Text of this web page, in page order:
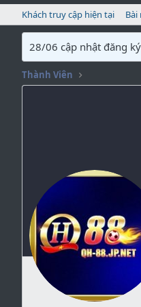
Khách truy cập hiện tại
28/06 cập nhật đăng
Thành Viên